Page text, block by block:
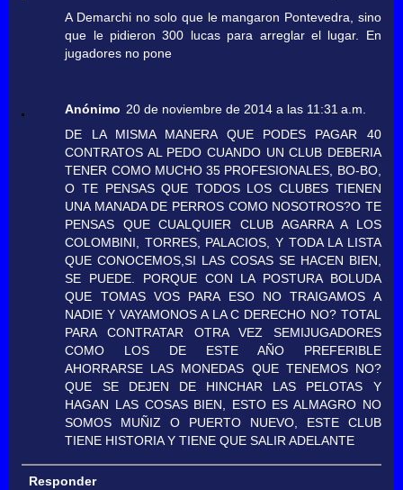
A Demarchi no solo que le mangaron Pontevedra, sino
que le pidieron 300 lucas para arreglar el lugar. En
jugadores no pone
Anónimo 20 de noviembre de 2014 a las 11:31 a.m.
DE LA MISMA MANERA QUE PODES PAGAR 40
CONTRATOS AL PEDO CUANDO UN CLUB DEBERIA
TENER COMO MUCHO 35 PROFESIONALES, BO-BO,
O TE PENSAS QUE TODOS LOS CLUBES TIENEN
UNA MANADA DE PERROS COMO NOSOTROS?O TE
PENSAS QUE CUALQUIER CLUB AGARRA A LOS
COLOMBINI, TORRES, PALACIOS, Y TODA LA LISTA
QUE CONOCEMOS,SI LAS COSAS SE HACEN BIEN,
SE PUEDE. PORQUE CON LA POSTURA BOLUDA
QUE TOMAS VOS PARA ESO NO TRAIGAMOS A
NADIE Y VAYAMONOS A LA C DERECHO NO? TOTAL
PARA CONTRATAR OTRA VEZ SEMIJUGADORES
COMO LOS DE ESTE AÑO PREFERIBLE
AHORRARSE LAS MONEDAS QUE TENEMOS NO?
QUE SE DEJEN DE HINCHAR LAS PELOTAS Y
HAGAN LAS COSAS BIEN, ESTO ES ALMAGRO NO
SOMOS MUÑIZ O PUERTO NUEVO, ESTE CLUB
TIENE HISTORIA Y TIENE QUE SALIR ADELANTE
Responder